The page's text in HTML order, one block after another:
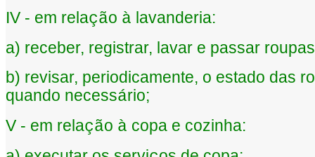
IV - em relação à lavanderia:
a) receber, registrar, lavar e passar
b) revisar, periodicamente, o estado das
quando necessário;
V - em relação à copa e cozinha: